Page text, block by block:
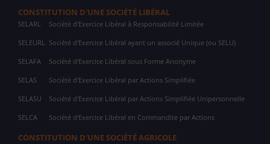
CONSTITUTION D'UNE SOCIÉTÉ LIBÉRAL
SELARL Société d'Exercice Libéral à Responsabilité Limitée
SELEURL Société d'Exercice Libéral ayant un associé Unique (ou SELU)
SELAFA Société d'Exercice Libéral sous Forme Anonyme
SELAS Société d'Exercice Libéral par Actions Simplifiée
SELASU Société d'Exercice Libéral par Actions Simplifiée Unipersonnelle
SELCA Société d'Exercice Libéral en Commandite par Actions
CONSTITUTION D'UNE SOCIÉTÉ AGRICOLE